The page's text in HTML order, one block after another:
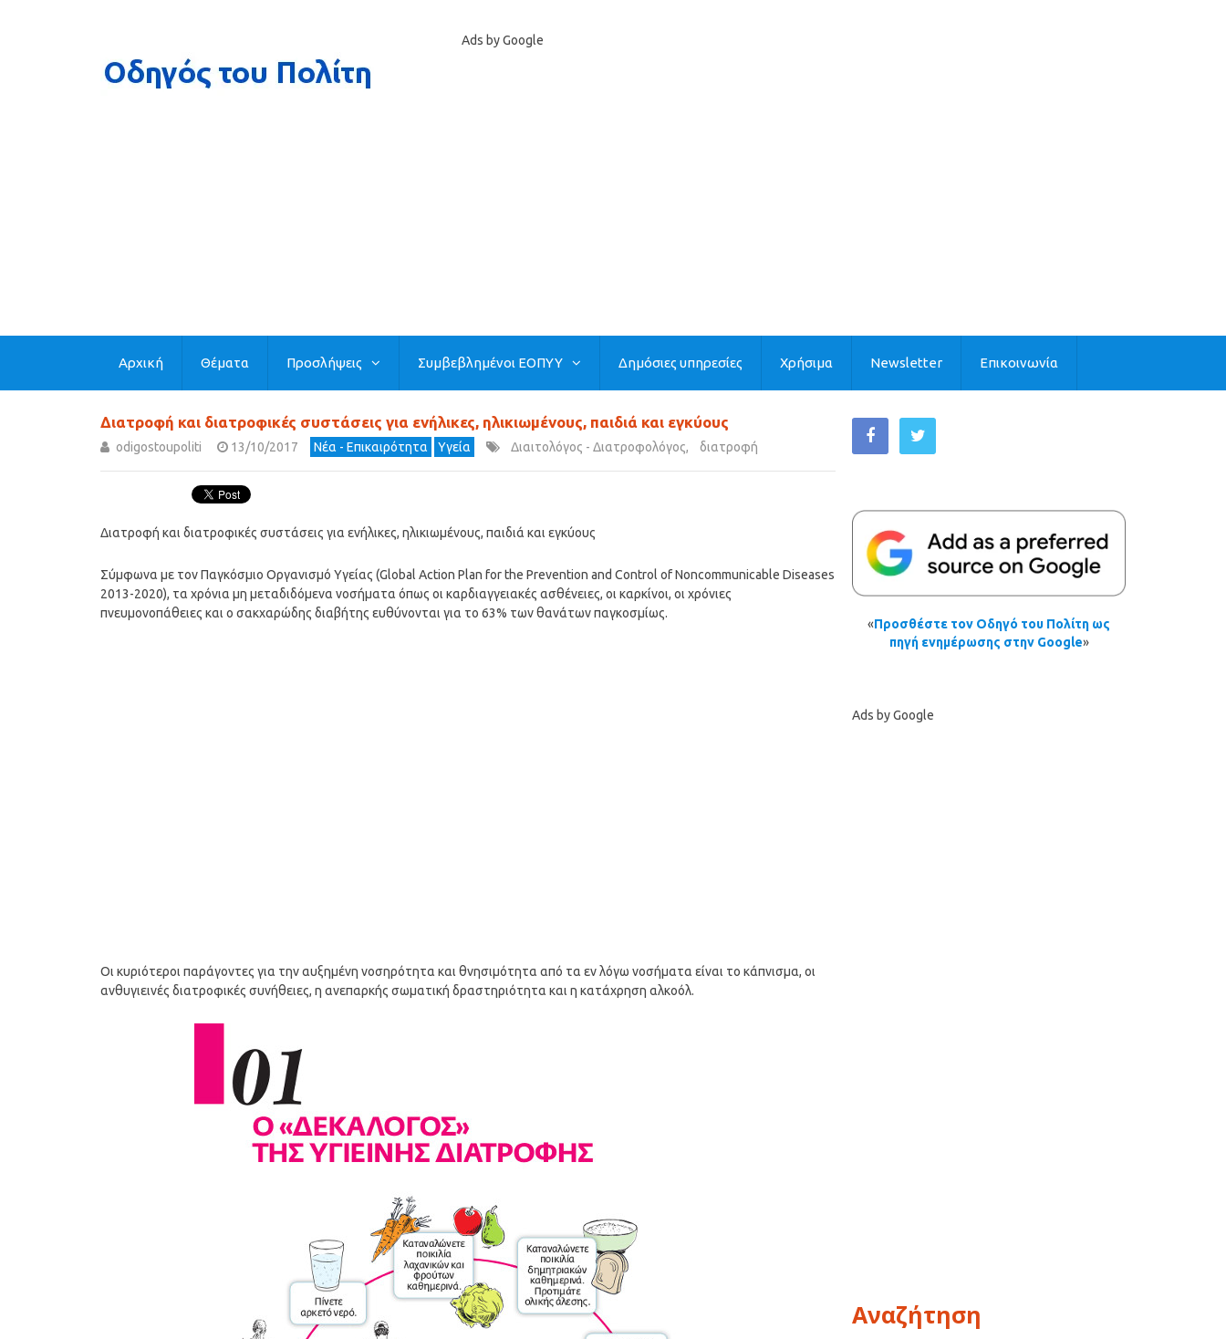
Ads by Google
Αρχική Θέματα Προσλήψεις Συμβεβλημένοι ΕΟΠΥΥ Δημόσιες υπηρεσίες Χρήσιμα Newsletter Επικοινωνία
Διατροφή και διατροφικές συστάσεις για ενήλικες, ηλικιωμένους, παιδιά και εγκύους
odigostoupoliti 13/10/2017 Νέα - Επικαιρότητα Υγεία Διαιτολόγος - Διατροφολόγος, διατροφή
Διατροφή και διατροφικές συστάσεις για ενήλικες, ηλικιωμένους, παιδιά και εγκύους
Σύμφωνα με τον Παγκόσμιο Οργανισμό Υγείας (Global Action Plan for the Prevention and Control of Noncommunicable Diseases
2013-2020), τα χρόνια μη μεταδιδόμενα νοσήματα όπως οι καρδιαγγειακές ασθένειες, οι καρκίνοι, οι χρόνιες
πνευμονοπάθειες και ο σακχαρώδης διαβήτης ευθύνονται για το 63% των θανάτων παγκοσμίως.
Οι κυριότεροι παράγοντες για την αυξημένη νοσηρότητα και θνησιμότητα από τα εν λόγω νοσήματα είναι το κάπνισμα, οι
ανθυγιεινές διατροφικές συνήθειες, η ανεπαρκής σωματική δραστηριότητα και η κατάχρηση αλκοόλ.
«Προσθέστε τον Οδηγό του Πολίτη ως
πηγή ενημέρωσης στην Google»
Ads by Google
Αναζήτηση